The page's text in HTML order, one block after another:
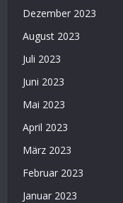
Dezember 2023
August 2023
Juli 2023
Juni 2023
Mai 2023
April 2023
März 2023
Februar 2023
Januar 2023